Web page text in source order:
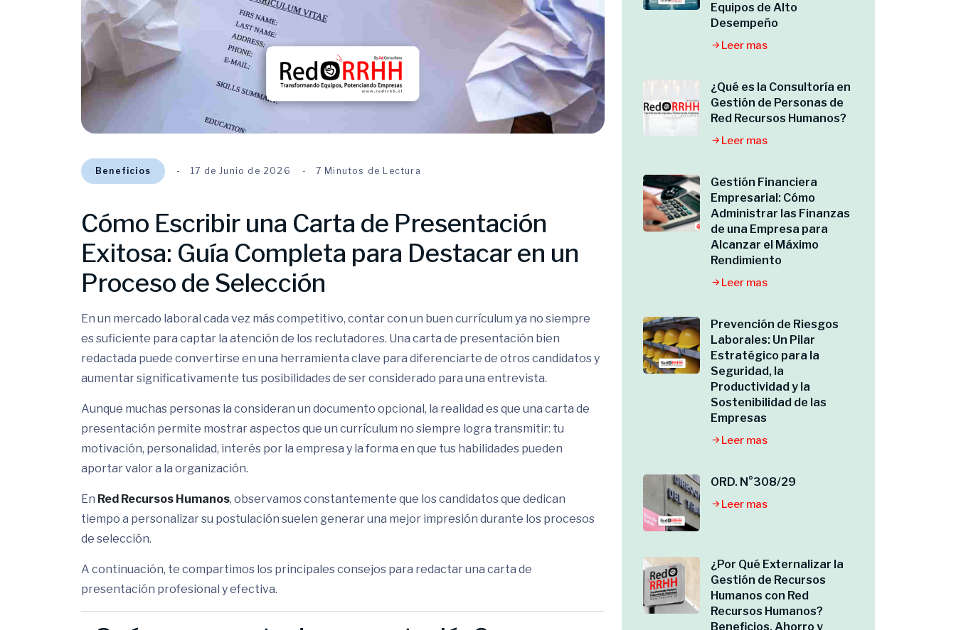
Beneficios 17 de Junio de 2026 7 Minutos de Lectura
Cómo Escribir una Carta de Presentación
Exitosa: Guía Completa para Destacar en un
Proceso de Selección
En un mercado laboral cada vez más competitivo, contar con un buen currículum ya no siempre
es suficiente para captar la atención de los reclutadores. Una carta de presentación bien
redactada puede convertirse en una herramienta clave para diferenciarte de otros candidatos y
aumentar significativamente tus posibilidades de ser considerado para una entrevista.
Aunque muchas personas la consideran un documento opcional, la realidad es que una carta de
presentación permite mostrar aspectos que un currículum no siempre logra transmitir: tu
motivación, personalidad, interés por la empresa y la forma en que tus habilidades pueden
aportar valor a la organización.
En Red Recursos Humanos, observamos constantemente que los candidatos que dedican
tiempo a personalizar su postulación suelen generar una mejor impresión durante los procesos
de selección.
A continuación, te compartimos los principales consejos para redactar una carta de
presentación profesional y efectiva.
Equipos de Alto
Desempeño
Leer mas
¿Qué es la Consultoría en
Gestión de Personas de
Red Recursos Humanos?
Leer mas
Gestión Financiera
Empresarial: Cómo
Administrar las Finanzas
de una Empresa para
Alcanzar el Máximo
Rendimiento
Leer mas
Prevención de Riesgos
Laborales: Un Pilar
Estratégico para la
Seguridad, la
Productividad y la
Sostenibilidad de las
Empresas
Leer mas
ORD. N°308/29
Leer mas
¿Por Qué Externalizar la
Gestión de Recursos
Humanos con Red
Recursos Humanos?
Beneficios, Ahorro y